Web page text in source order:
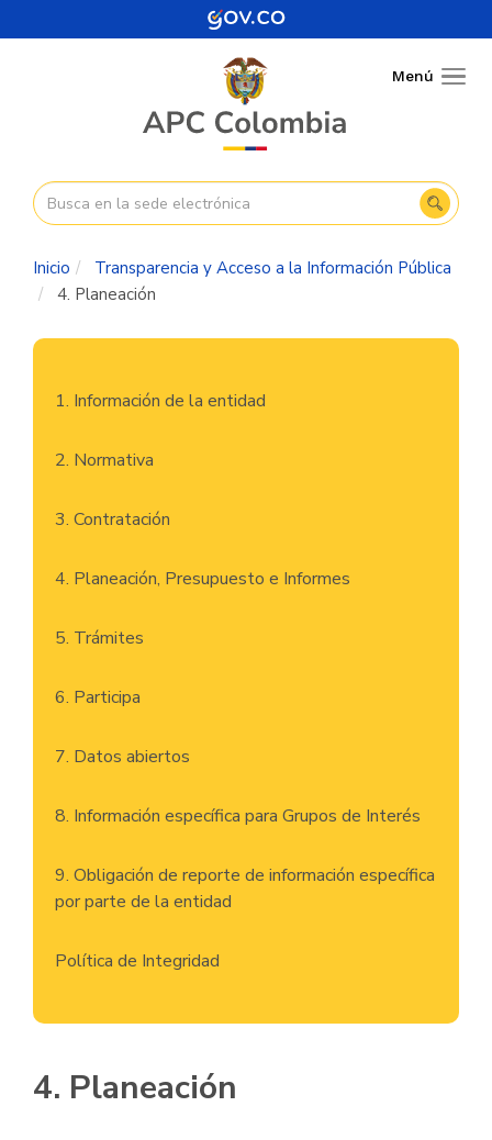
al
Menú
Inicio
Transparencia y Acceso a la Información Pública
4. Planeación
principal
1. Información de la entidad
2. Normativa
3. Contratación
4. Planeación, Presupuesto e Informes
5. Trámites
6. Participa
7. Datos abiertos
8. Información específica para Grupos de Interés
9. Obligación de reporte de información específica
por parte de la entidad
Política de Integridad
4. Planeación